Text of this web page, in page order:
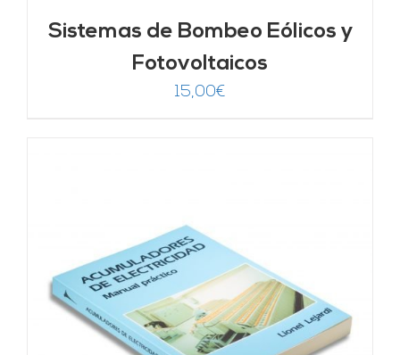
Sistemas de Bombeo Eólicos y
Fotovoltaicos
15,00€